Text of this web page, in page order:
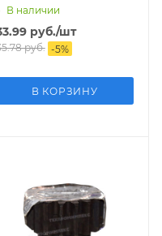
В наличии
руб./шт
руб. -5%
В КОРЗИНУ